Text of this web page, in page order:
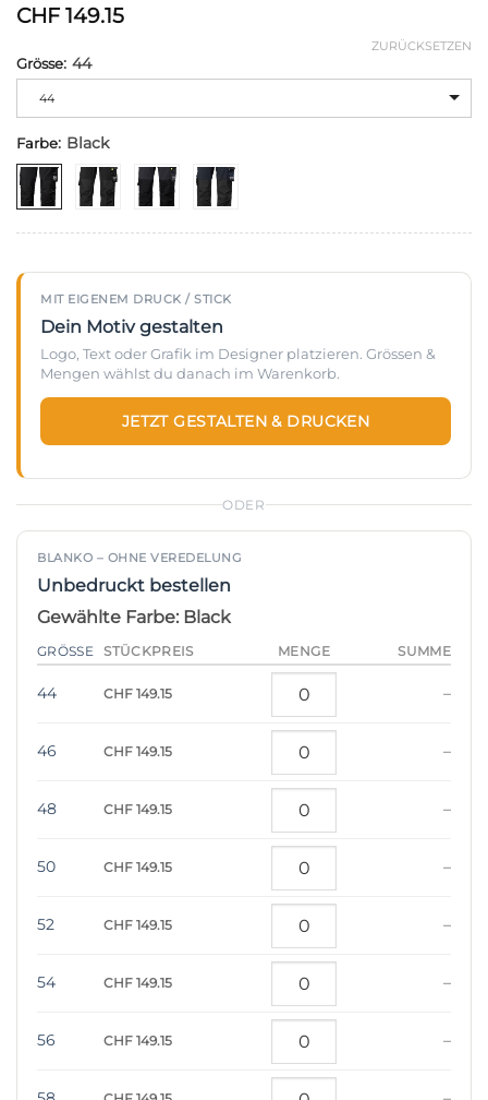
CHF 149.15
Grösse: 44
44
Farbe: Black
ZURÜCKSETZEN
Alternative:
MIT EIGENEM DRUCK / STICK
Dein Motiv gestalten
Logo, Text oder Grafik im Designer platzieren. Grössen &
Mengen wählst du danach im Warenkorb.
JETZT GESTALTEN & DRUCKEN
ODER
BLANKO – OHNE VEREDELUNG
Unbedruckt bestellen
Gewählte Farbe: Black
GRÖSSE STÜCKPREIS MENGE SUMME
44 CHF 149.15 –
46 CHF 149.15 –
48 CHF 149.15 –
50 CHF 149.15 –
52 CHF 149.15 –
54 CHF 149.15 –
56 CHF 149.15 –